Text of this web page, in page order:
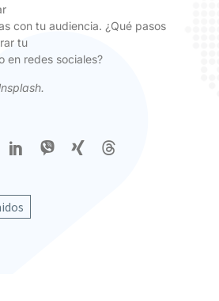
con tu audiencia. ¿Qué pasos
tu
en redes sociales?
.